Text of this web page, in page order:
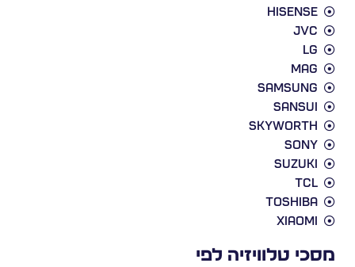
Hisense
JVC
LG
Mag
Samsung
Sansui
Skyworth
Sony
Suzuki
TCL
Toshiba
Xiaomi
מסכי טלוויזיה לפי